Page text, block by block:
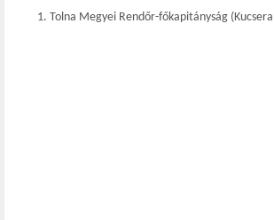
Tolna Megyei Rendőr-főkapitányság